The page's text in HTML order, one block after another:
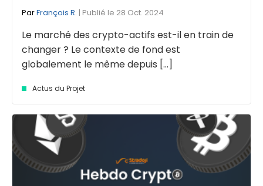
ParFrançois R. | Publié le 28 Oct. 2024
Le marché des crypto-actifs est-il en train de
changer ? Le contexte de fond est
globalement le même depuis [...]
Actus du Projet